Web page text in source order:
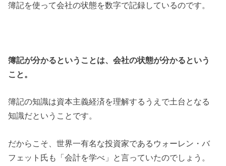
簿記を使って会社の状態を数字で記録しているのです。
簿記が分かるということは、会社の状態が分かるという
こと。
簿記の知識は資本主義経済を理解するうえで土台となる
知識だということです。
だからこそ、世界一有名な投資家であるウォーレン・バ
フェット氏も「会計を学べ」と言っていたのでしょう。